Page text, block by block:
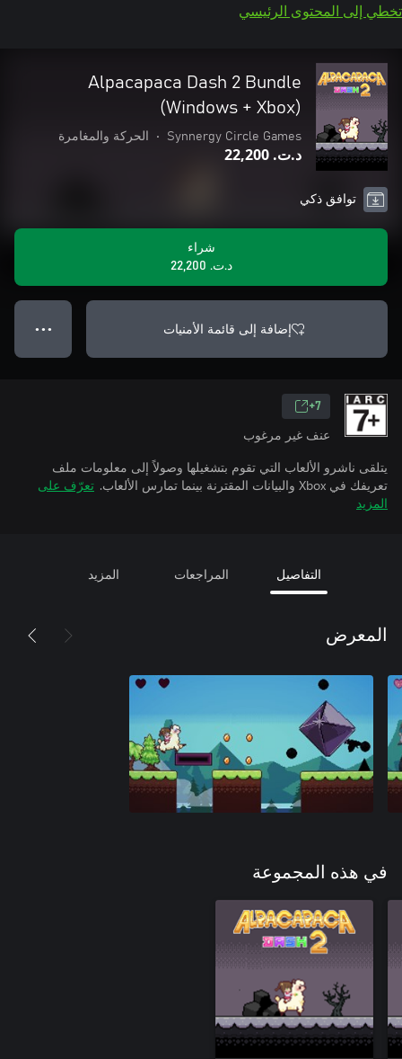
تخطي إلى المحتوى الرئيسي
Alpacapaca Dash 2 Bundle
(Windows + Xbox)
Synnergy Circle Games
• الحركة والمغامرة
د.ت.‏ 22,200
توافق ذكي
شراء
د.ت.‏ 22,200
إضافة إلى قائمة الأمنيات ● ● ●
7+
عنف غير مرغوب
يتلقى ناشرو الألعاب التي تقوم بتشغيلها وصولاً إلى معلومات ملف
تعريفك في Xbox والبيانات المقترنة بينما تمارس الألعاب.
تعرّف على
المزيد
التفاصيل المراجعات المزيد
المعرض
في هذه المجموعة